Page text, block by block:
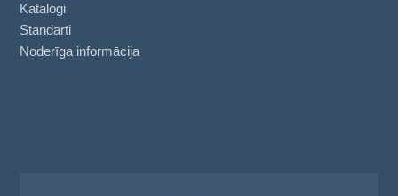
Katalogi
Standarti
Noderīga informācija